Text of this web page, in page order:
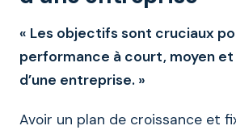
« Les objectifs sont cruciaux
performance à court, moyen
d’une entreprise. »
Avoir un plan de croissance et